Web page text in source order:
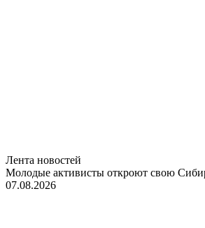
Лента новостей
Молодые активисты откроют свою
07.08.2026